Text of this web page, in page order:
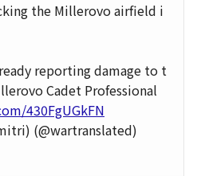
the Millerovo airfield i
reporting damage to t
Cadet Professional
430FgUGkFN
(@wartranslated)